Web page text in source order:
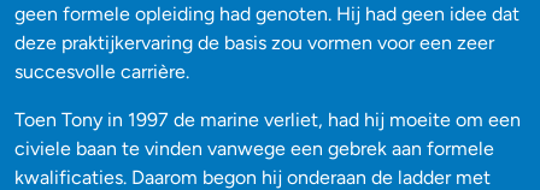
geen formele opleiding had genoten. Hij had geen idee dat
deze praktijkervaring de basis zou vormen voor een zeer
succesvolle carrière.
Toen Tony in 1997 de marine verliet, had hij moeite om een
civiele baan te vinden vanwege een gebrek aan formele
kwalificaties. Daarom begon hij onderaan de ladder met